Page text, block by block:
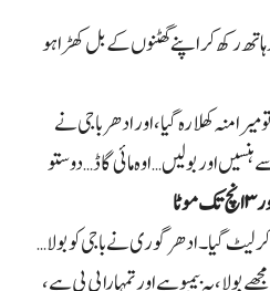
رکھ کر اپنے گھٹنوں کے بل کھڑا ہو
منہ کھلا رہ گیا، اور ادھر باجی نے
ہنسیں اور بولیں… اوہ مائی گاڈ… دوستو
۳انچ تک موٹا
کر لیٹ گیا۔ ادھر گوری نے باجی کو بولا…
یہ بیمبو ہے اور تمہارا پی پی ہے،